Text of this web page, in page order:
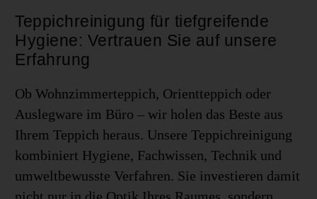
Teppichreinigung für tiefgreifende
Hygiene: Vertrauen Sie auf unsere
Erfahrung
Ob Wohnzimmerteppich, Orientteppich oder
Auslegware im Büro – wir holen das Beste aus
Ihrem Teppich heraus. Unsere Teppichreinigung
kombiniert Hygiene, Fachwissen, Technik und
umweltbewusste Verfahren. Sie investieren damit